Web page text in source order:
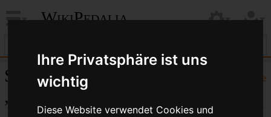
Ihre Privatsphäre ist uns
wichtig
Diese Website verwendet Cookies und
WikiPedalia
Hilfe
Seiten, die auf
„Daumenschalter“ verlinken